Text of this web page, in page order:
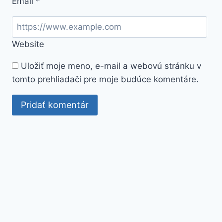
Website
Uložiť moje meno, e-mail a webovú stránku v
tomto prehliadači pre moje budúce komentáre.